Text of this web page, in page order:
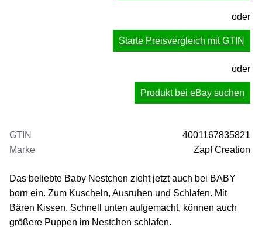
oder
Starte Preisvergleich mit GTIN
oder
Produkt bei eBay suchen
GTIN
4001167835821
Marke
Zapf Creation
Das beliebte Baby Nestchen zieht jetzt auch bei BABY
born ein. Zum Kuscheln, Ausruhen und Schlafen. Mit
Bären Kissen. Schnell unten aufgemacht, können auch
größere Puppen im Nestchen schlafen.